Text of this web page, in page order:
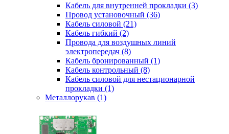
Кабель для внутренней прокладки (3)
Провод установочный (36)
Кабель силовой (21)
Кабель гибкий (2)
Провода для воздушных линий
электропередач (8)
Кабель бронированный (1)
Кабель контрольный (8)
Кабель силовой для нестационарной
прокладки (1)
Металлорукав (1)